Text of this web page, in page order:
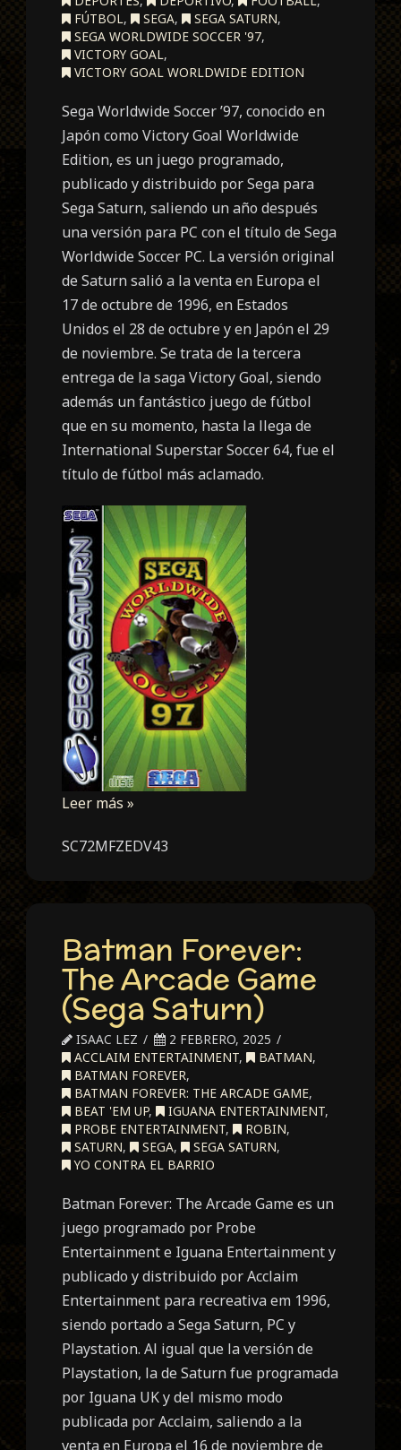
FÚTBOL, SEGA, SEGA SATURN,
SEGA WORLDWIDE SOCCER '97,
VICTORY GOAL,
VICTORY GOAL WORLDWIDE EDITION
Sega Worldwide Soccer ’97, conocido en
Japón como Victory Goal Worldwide
Edition, es un juego programado,
publicado y distribuido por Sega para
Sega Saturn, saliendo un año después
una versión para PC con el título de Sega
Worldwide Soccer PC. La versión original
de Saturn salió a la venta en Europa el
17 de octubre de 1996, en Estados
Unidos el 28 de octubre y en Japón el 29
de noviembre. Se trata de la tercera
entrega de la saga Victory Goal, siendo
además un fantástico juego de fútbol
que en su momento, hasta la llega de
International Superstar Soccer 64, fue el
título de fútbol más aclamado.
Leer más »
SC72MFZEDV43
Batman Forever:
The Arcade Game
(Sega Saturn)
ISAAC LEZ
2 FEBRERO, 2025
ACCLAIM ENTERTAINMENT, BATMAN,
BATMAN FOREVER,
BATMAN FOREVER: THE ARCADE GAME,
BEAT 'EM UP, IGUANA ENTERTAINMENT,
PROBE ENTERTAINMENT, ROBIN,
SATURN, SEGA, SEGA SATURN,
YO CONTRA EL BARRIO
Batman Forever: The Arcade Game es un
juego programado por Probe
Entertainment e Iguana Entertainment y
publicado y distribuido por Acclaim
Entertainment para recreativa em 1996,
siendo portado a Sega Saturn, PC y
Playstation. Al igual que la versión de
Playstation, la de Saturn fue programada
por Iguana UK y del mismo modo
publicada por Acclaim, saliendo a la
venta en Europa el 16 de noviembre de